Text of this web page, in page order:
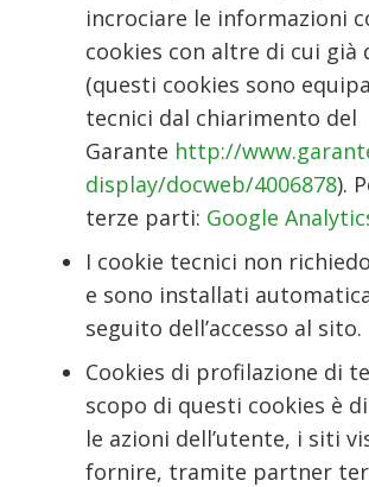
incrociare le informazioni
cookies con altre di cui già
(questi cookies sono
tecnici dal chiarimento del
Garante http://
display/docweb/4006878).
terze parti: Google
I cookie tecnici non
e sono installati
seguito dell’accesso al sito.
Cookies di profilazione di
scopo di questi cookies è
le azioni dell’utente, i siti
fornire, tramite partner